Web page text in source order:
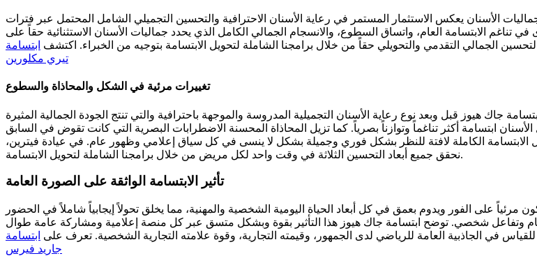
الأسنان يعكس الاستثمار المستمر في رعاية الأسنان الاحترافية والتحسين التجميلي الشامل المحتمل عبر فترات
الابتسامة العام، واتساق السطوع، والانسجام الجمالي الكامل الذي يحدد جماليات الأسنان الاستثنائية حقاً على
الجمالي التقدمي والتحويلي حقاً من خلال برامجنا الشاملة لتحويل الابتسامة بتوجيه من الخبراء. اكتشف ابتسامة
تيري مكلورين
تغييرات مرئية في الشكل والمحاذاة والسطوع
جاك هيوز قبل وبعد نوع رعاية الأسنان التجميلية المدروسة والموجهة باحترافية والتي تنتج الجودة الجمالية المثيرة
ابتسامة أكثر تناغماً وتوازناً بصرياً. كما تزيل المحاذاة المحسنة الاضطرابات البصرية التي كانت تقوض في السابق
الكاملة لافتة للنظر بشكل فوري وجميلة بشكل لا ينسى في كل سياق إعلامي وظهور عام. في عيادة فيترين،
نحقق جميع أبعاد التحسين الثلاثة في وقت واحد لكل مريض من خلال برامجنا الشاملة لتحويل الابتسامة.
تأثير الابتسامة الواثقة على الصورة العامة
مرئياً على الفور ويدوم بعمق في كل أبعاد الحياة اليومية الشخصية والمهنية، مما يخلق تحولاً إيجابياً شاملاً في الحضور
وتفاعل شخصي. توضح ابتسامة جاك هيوز هذا التأثير بقوة وبشكل متسق عبر كل منصة إعلامية ومشاركة عامة طوال
في الجاذبية العامة للرياضي لدى الجمهور، وقيمته التجارية، وقوة علامته التجارية الشخصية. تعرف على ابتسامة
جاريد فيرس